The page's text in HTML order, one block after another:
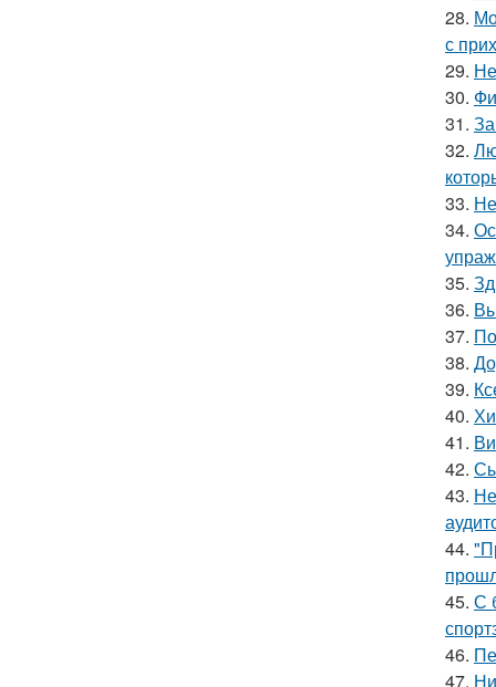
28.
с
29.
30.
31.
32.
33.
34.
35.
36.
37.
38.
39.
40.
41.
42.
43.
44.
45. С
46.
47.